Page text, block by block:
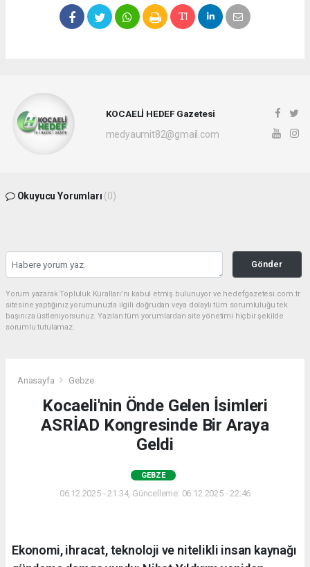
KOCAELİ HEDEF Gazetesi
medyaumit82@gmail.com
Okuyucu Yorumları (0)
Gönder
Yorum yazarak Topluluk Kuralları’nı kabul etmiş bulunuyor ve hedefgazetesi.com.tr
sitesine yaptığınız yorumunuzla ilgili doğrudan veya dolaylı tüm sorumluluğu tek
başınıza üstleniyorsunuz. Yazılan tüm yorumlardan site yönetimi hiçbir şekilde
sorumlu tutulamaz.
Anasayfa Gebze
Kocaeli'nin Önde Gelen İsimleri
ASRİAD Kongresinde Bir Araya
Geldi
GEBZE
06.12.2025 - 21:34, Güncelleme: 06.12.2025 - 22:46
Ekonomi, ihracat, teknoloji ve nitelikli insan kaynağı